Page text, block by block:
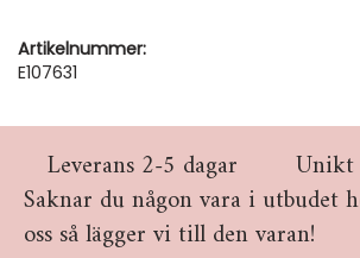
Artikelnummer:
E107631
Leverans 2-5 dagar
Unikt
Saknar du någon vara i utbudet
oss så lägger vi till den varan!